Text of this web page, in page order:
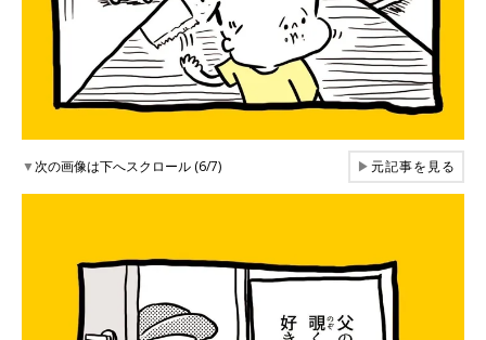
▼次の画像は下へスクロール (6/7) ▶元記事を見る